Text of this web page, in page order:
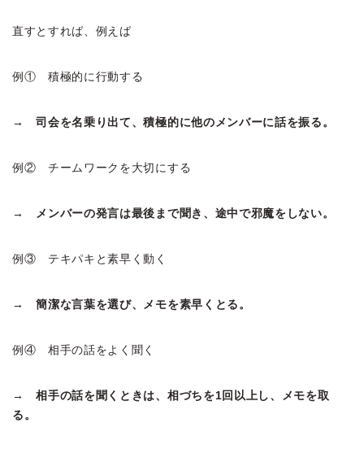
直すとすれば、例えば
例① 積極的に行動する
→ 司会を名乗り出て、積極的に他のメンバーに話を振る。
例② チームワークを大切にする
→ メンバーの発言は最後まで聞き、途中で邪魔をしない。
例③ テキパキと素早く動く
→ 簡潔な言葉を選び、メモを素早くとる。
例④ 相手の話をよく聞く
→ 相手の話を聞くときは、相づちを1回以上し、メモを取
る。